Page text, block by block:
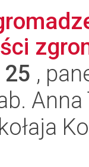
25 ,